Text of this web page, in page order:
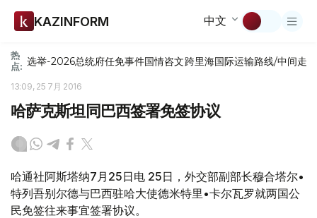
KAZINFORM 中文
热
点: 选举-2026总统府任免事件国情咨文跨里海国际运输路线/中间走廊
13:09, 25 7月 2016
哈萨克斯坦同巴西签署免签协议
哈通社阿斯塔纳7月25日电 25日，外交部副部长穆合塔尔•
特列吾别尔德与巴西驻哈大使德米特里•卡尔瓦罗就两国公
民免签往来事宜签署协议。